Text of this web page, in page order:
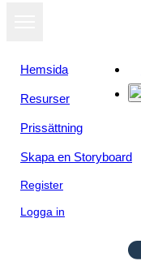
Hemsida
Resurser
Prissättning
Skapa en Storyboard
Register
Logga in